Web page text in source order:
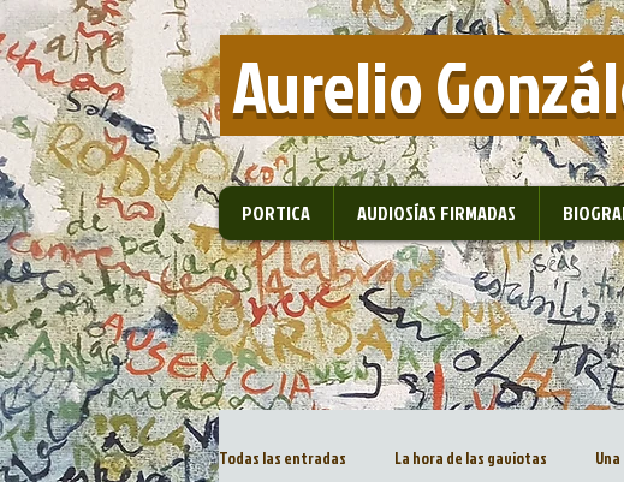
Aurelio
PORTICA AUDIOSÍAS FIRMADAS
Todas las entradas La hora de las gaviotas